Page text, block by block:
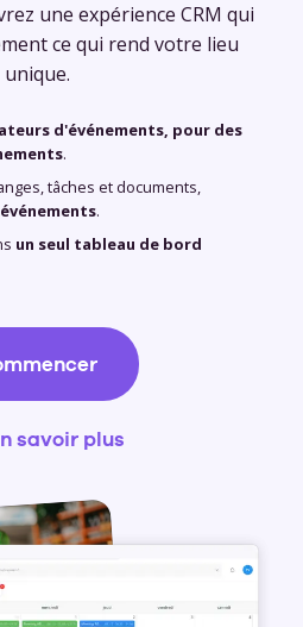
une expérience CRM qui
ce qui rend votre lieu
unique.
d'événements, pour des
.
tâches et documents,
.
un seul tableau de bord
savoir plus